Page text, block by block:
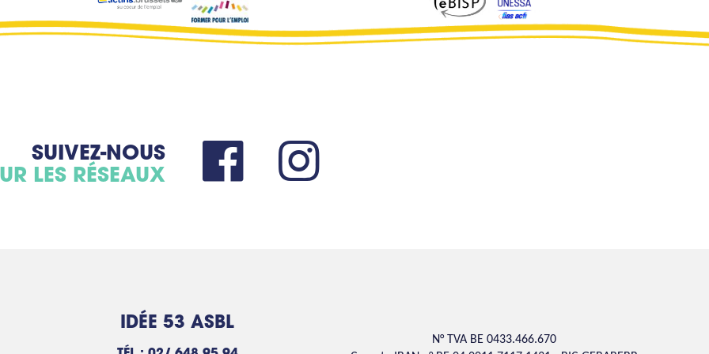
SUIVEZ-NOUS
LES RÉSEAUX
IDÉE 53 ASBL
N° TVA BE 0433.466.670